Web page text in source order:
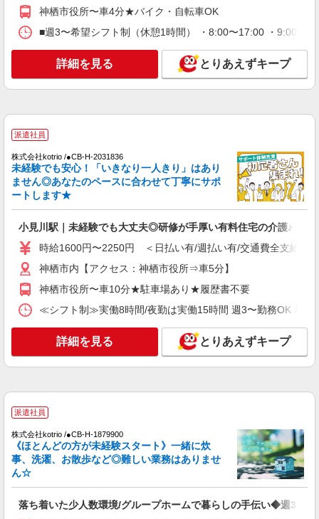
通費全支給(ガソリン代含む)＞
神栖市内 息栖など
キープ 詳細を見る
派遣社員
時給1500円〜2125円 ＜日払い有/週払い有/交
通費全支給(ガソリン代含む)＞
神栖市内 息栖など
キープ 詳細を見る
派遣社員
株式会社kotrio /●CB-H-2095612
＼日払いも選べる／小見川駅＊高級シニアマン
ションSTAFF募集
時給1500円〜2250円 ＜日払い有/週払い有/交
神栖市内 息栖など
キープ 詳細を見る
株式会社kotrio /●CB-H-1982926
小見川駅｜リハビリ補助などのデイサービス
STAFF♪未経験OK
時給1600円〜2250円 ＜日払い有/週払い有/交
神栖市役所〜車4分★バイク・自転車OK
■週3〜希望シフト制（休憩1時間） ・8:00〜17:00 ・9:00
詳細を見る とりあえずキープ
派遣社員
株式会社kotrio /●CB-H-2031836
未経験でも安心！「いきなり一人きり」はあり
ません◎あなたのペースに合わせて丁寧にサポ
ートします★
小見川駅｜未経験でも大丈夫◎研修が手厚い有料住宅の介護♪
時給1600円〜2250円 ＜日払い有/週払い有/交通費全支給(ガ
神栖市内【アクセス：神栖市役所⇒車5分】
神栖市役所〜車10分★駐車場あり★履歴書不要
≪シフト制≫実働8時間/夜勤は実働15時間 週3〜勤務OK 希
詳細を見る とりあえずキープ
派遣社員
株式会社kotrio /●CB-H-1879900
《ほとんどの方が未経験スタート》一緒に炊
事、洗濯、お散歩など◎難しい業務はありませ
ん☆
落ち着いた少人数環境/グループホームで暮らしの手伝い◆週3〜